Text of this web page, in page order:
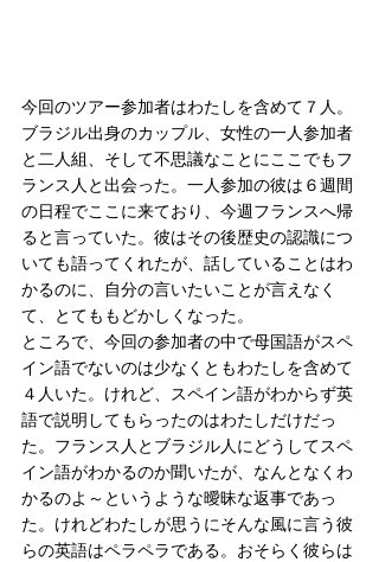
今回のツアー参加者はわたしを含めて７人。
ブラジル出身のカップル、女性の一人参加者
と二人組、そして不思議なことにここでもフ
ランス人と出会った。一人参加の彼は６週間
の日程でここに来ており、今週フランスへ帰
ると言っていた。彼はその後歴史の認識につ
いても語ってくれたが、話していることはわ
かるのに、自分の言いたいことが言えなく
て、とてももどかしくなった。
ところで、今回の参加者の中で母国語がスペ
イン語でないのは少なくともわたしを含めて
４人いた。けれど、スペイン語がわからず英
語で説明してもらったのはわたしだけだっ
た。フランス人とブラジル人にどうしてスペ
イン語がわかるのか聞いたが、なんとなくわ
かるのよ～というような曖昧な返事であっ
た。けれどわたしが思うにそんな風に言う彼
らの英語はペラペラである。おそらく彼らは